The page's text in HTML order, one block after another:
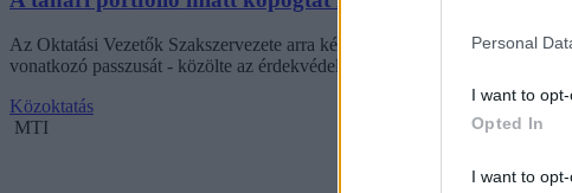
Personal
I want to
Opted In
I want to
Az Oktatási Vezetők Szakszervezete arra kéri a kormányt, hogy vizsgálja
vonatkozó passzusát - közölte az érdekvédelmi szervezet elnöke szerdán.
Közoktatás
MTI